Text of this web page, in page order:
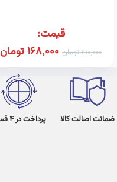
قیمت:
210,000تومان 168,000تومان
ضمانت اصالت کالا پرداخت در 4 قسط